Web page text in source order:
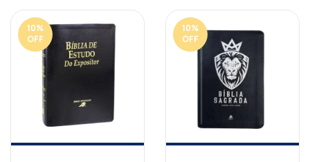
10%
OFF
10%
OFF